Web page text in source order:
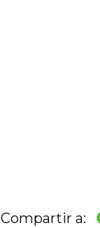
Compartir a: